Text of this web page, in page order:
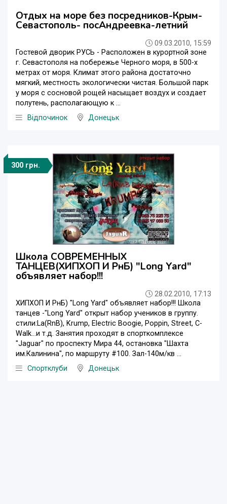
Отдых на море без посредников-Крым-
Севастополь- посАндреевка-летний
09.03.2010, 15:59
Гостевой дворик РУСЬ - Расположен в курортной зоне
г. Севастополя на побережье Черного моря, в 500-х
метрах от моря. Климат этого района достаточно
мягкий, местность экологически чистая. Большой парк
у моря с сосновой рощей насыщает воздух и создает
полутень, располагающую к ...
Відпочинок
Донецьк
300 грн.
Школа СОВРЕМЕННЫХ
ТАНЦЕВ(ХИПХОП И РнБ) "Long Yard"
объявляет набор!!!
28.02.2010, 17:13
ХИПХОП И РнБ) "Long Yard" объявляет набор!!! Школа
танцев -"Long Yard" открыт набор учеников в группу.
стили:La(RnB), Krump, Electric Boogie, Poppin, Street, C-
Walk...и т.д. Занятия проходят в спорткомплексе
"Jaguar" по проспекту Мира 44, остановка "Шахта
им.Калинина", по маршруту #100. Зал-140м/кв ...
Спортклуби
Донецьк